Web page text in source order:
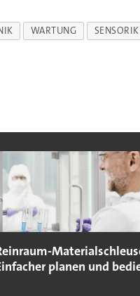
WARTUNG SENSORIK
planen und